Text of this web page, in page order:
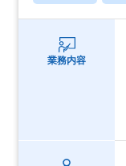
業務内容